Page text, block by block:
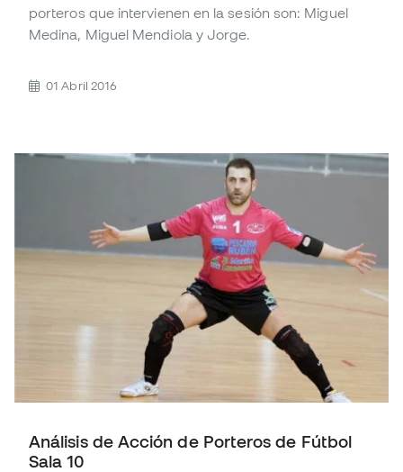
porteros que intervienen en la sesión son: Miguel
Medina, Miguel Mendiola y Jorge.
01 Abril 2016
Análisis de Acción de Porteros de Fútbol
Sala 10